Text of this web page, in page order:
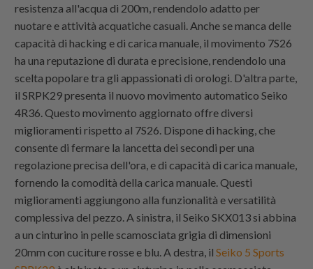
resistenza all'acqua di 200m, rendendolo adatto per
nuotare e attività acquatiche casuali. Anche se manca delle
capacità di hacking e di carica manuale, il movimento 7S26
ha una reputazione di durata e precisione, rendendolo una
scelta popolare tra gli appassionati di orologi. D'altra parte,
il SRPK29 presenta il nuovo movimento automatico Seiko
4R36. Questo movimento aggiornato offre diversi
miglioramenti rispetto al 7S26. Dispone di hacking, che
consente di fermare la lancetta dei secondi per una
regolazione precisa dell'ora, e di capacità di carica manuale,
fornendo la comodità della carica manuale. Questi
miglioramenti aggiungono alla funzionalità e versatilità
complessiva del pezzo. A sinistra, il Seiko SKX013 si abbina
a un cinturino in pelle scamosciata grigia di dimensioni
20mm con cuciture rosse e blu. A destra, ilSeiko 5 Sports